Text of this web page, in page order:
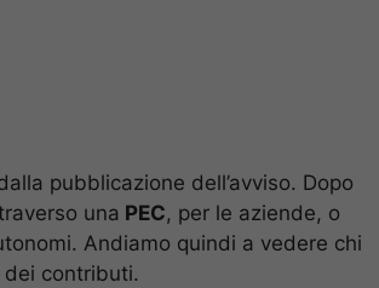
pubblicazione dell’avviso. Dopo
una PEC, per le aziende, o
Andiamo quindi a vedere chi
dei contributi.